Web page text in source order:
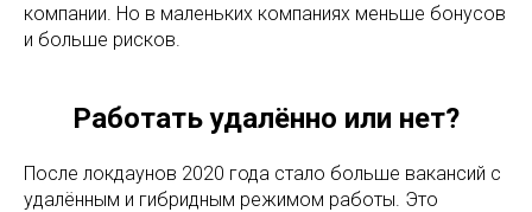
компании. Но в маленьких компаниях меньше бонусов
и больше рисков.
Работать удалённо или нет?
После локдаунов 2020 года стало больше вакансий с
удалённым и гибридным режимом работы. Это